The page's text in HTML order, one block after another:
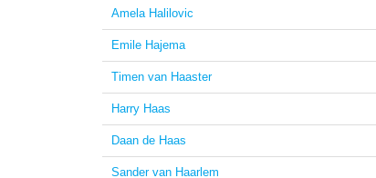
Amela Halilovic
Emile Hajema
Timen van Haaster
Harry Haas
Daan de Haas
Sander van Haarlem